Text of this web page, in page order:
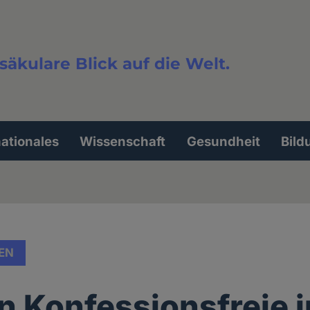
Blick auf die Welt.
Wissenschaft Gesundheit